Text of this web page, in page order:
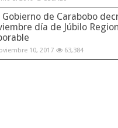
Gobierno de Carabobo
día de Júbilo
10, 2017 63,384